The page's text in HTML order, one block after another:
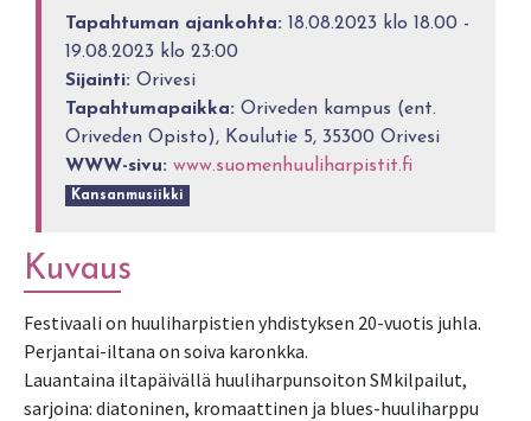
Tapahtuman ajankohta: 18.08.2023 klo 18.00 -
19.08.2023 klo 23:00
Sijainti: Orivesi
Tapahtumapaikka: Oriveden kampus (ent.
Oriveden Opisto), Koulutie 5, 35300 Orivesi
WWW-sivu: www.suomenhuuliharpistit.fi
Kansanmusiikki
Kuvaus
Festivaali on huuliharpistien yhdistyksen 20-vuotis juhla.
Perjantai-iltana on soiva karonkka.
Lauantaina iltapäivällä huuliharpunsoiton SMkilpailut,
sarjoina: diatoninen, kromaattinen ja blues-huuliharppu